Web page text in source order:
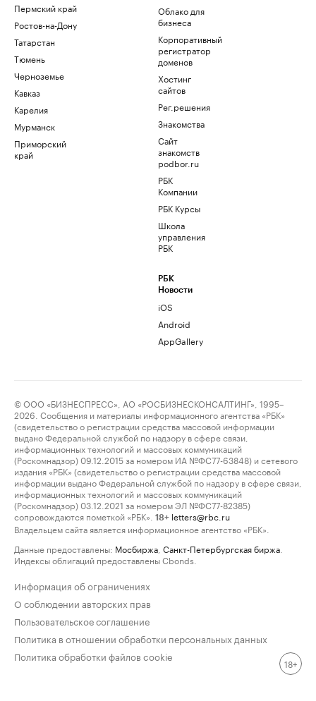
Пермский край
Ростов-на-Дону
Татарстан
Тюмень
Черноземье
Кавказ
Карелия
Мурманск
Приморский
край
Облако для
бизнеса
Корпоративный
регистратор
доменов
Хостинг
сайтов
Рег.решения
Знакомства
Сайт
знакомств
podbor.ru
РБК
Компании
РБК Курсы
Школа
управления
РБК
РБК
Новости
iOS
Android
AppGallery
© ООО «БИЗНЕСПРЕСС», АО «РОСБИЗНЕСКОНСАЛТИНГ», 1995–
2026. Сообщения и материалы информационного агентства «РБК»
(свидетельство о регистрации средства массовой информации
выдано Федеральной службой по надзору в сфере связи,
информационных технологий и массовых коммуникаций
(Роскомнадзор) 09.12.2015 за номером ИА №ФС77-63848) и сетевого
издания «РБК» (свидетельство о регистрации средства массовой
информации выдано Федеральной службой по надзору в сфере связи,
информационных технологий и массовых коммуникаций
(Роскомнадзор) 03.12.2021 за номером ЭЛ №ФС77-82385)
сопровождаются пометкой «РБК».
18+ letters@rbc.ru
Владельцем сайта является информационное агентство «РБК».
Данные предоставлены: Мосбиржа Санкт-Петербургская биржа
Индексы облигаций предоставлены Cbonds.
Информация об ограничениях
О соблюдении авторских прав
Пользовательское соглашение
Политика в отношении обработки персональных данных
Политика обработки файлов cookie
18+